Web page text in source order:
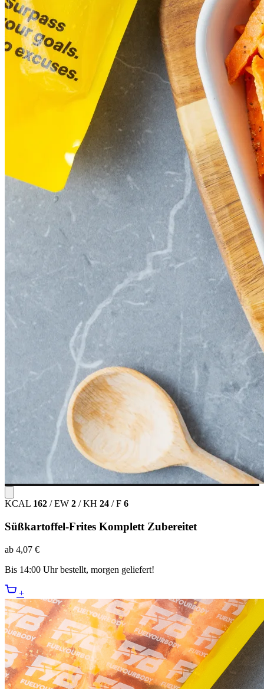
KCAL 162 / EW 2 / KH 24 / F 6
Süßkartoffel-Frites Komplett Zubereitet
ab 4,07 €
Bis 14:00 Uhr bestellt, morgen geliefert!
+